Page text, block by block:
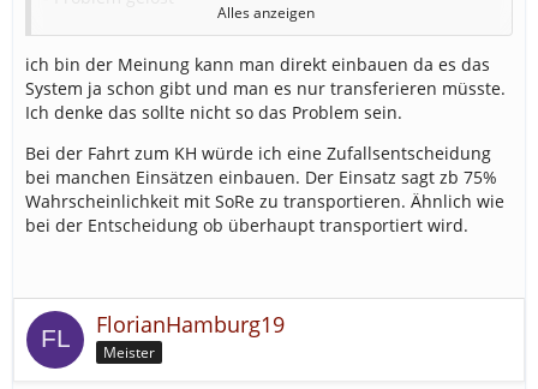
Spaß bei Seite - Ich brauche die Funktion nicht
Und genau da fängt es dann bei neuen Spieler an. Ich
sehe jetzt schon dann die täglichen Fragen im
Verband/Forum/Support - Was macht der Knopf?
Warum dauert es so lange bis Sie ankommen und und
und
Mann kann es vielleicht in ferner Zukunft einbauen,
wenn alles andere (zb. offene Baustellen) abgearbeitet
Und im Endeffekt: ist das eine Entscheidung, die der
Fahrer zu treffen und vor allem auch zu verantworten
hat; diese Verantwortung können ihm
Rettungsleitstelle, Notarzt, Transportführer oder
Alles anzeigen
ich bin der Meinung kann man direkt einbauen da es das
System ja schon gibt und man es nur transferieren müsste.
Ich denke das sollte nicht so das Problem sein.
Bei der Fahrt zum KH würde ich eine Zufallsentscheidung
bei manchen Einsätzen einbauen. Der Einsatz sagt zb 75%
Wahrscheinlichkeit mit SoRe zu transportieren. Ähnlich wie
bei der Entscheidung ob überhaupt transportiert wird.
FlorianHamburg19
Meister